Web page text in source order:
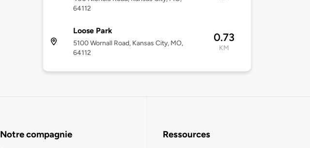
64112
Loose Park
5100 Wornall Road, Kansas City, MO,
64112
0.73
KM
Notre compagnie Ressources